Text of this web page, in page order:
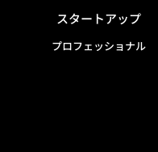
スタートアップ
プロフェッショナル